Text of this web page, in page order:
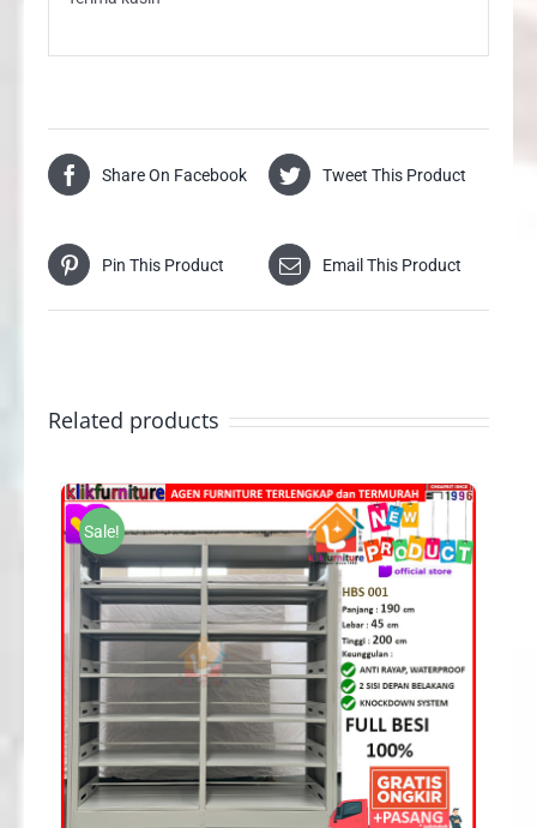
Share On Facebook Tweet This Product
Pin This Product Email This Product
Related products
Sale!